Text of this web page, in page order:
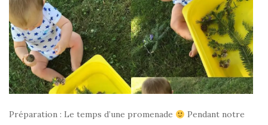
Préparation : Le temps d’une promenade
Pendant notre